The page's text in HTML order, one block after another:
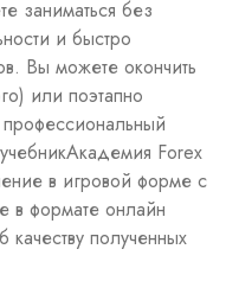
заниматься без
и быстро
Вы можете окончить
или поэтапно
Forex
в игровой форме с
в формате онлайн
полученных